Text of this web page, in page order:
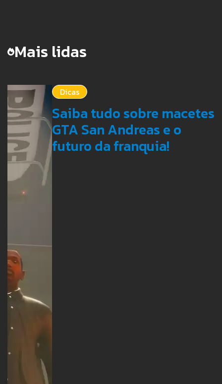
Mais lidas
Dicas
Saiba tudo sobre macetes
GTA San Andreas e o
futuro da franquia!